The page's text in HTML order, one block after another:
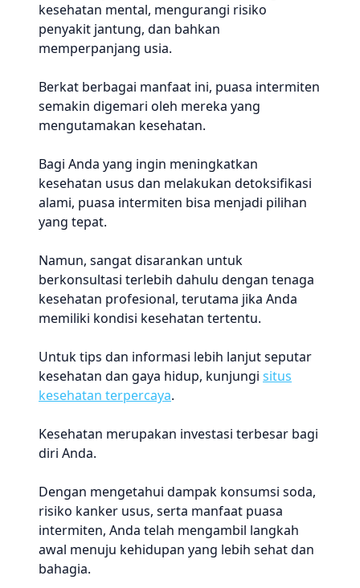
kesehatan mental, mengurangi risiko
penyakit jantung, dan bahkan
memperpanjang usia.
Berkat berbagai manfaat ini, puasa intermiten
semakin digemari oleh mereka yang
mengutamakan kesehatan.
Bagi Anda yang ingin meningkatkan
kesehatan usus dan melakukan detoksifikasi
alami, puasa intermiten bisa menjadi pilihan
yang tepat.
Namun, sangat disarankan untuk
berkonsultasi terlebih dahulu dengan tenaga
kesehatan profesional, terutama jika Anda
memiliki kondisi kesehatan tertentu.
Untuk tips dan informasi lebih lanjut seputar
kesehatan dan gaya hidup, kunjungi situs
kesehatan terpercaya.
Kesehatan merupakan investasi terbesar bagi
diri Anda.
Dengan mengetahui dampak konsumsi soda,
risiko kanker usus, serta manfaat puasa
intermiten, Anda telah mengambil langkah
awal menuju kehidupan yang lebih sehat dan
bahagia.